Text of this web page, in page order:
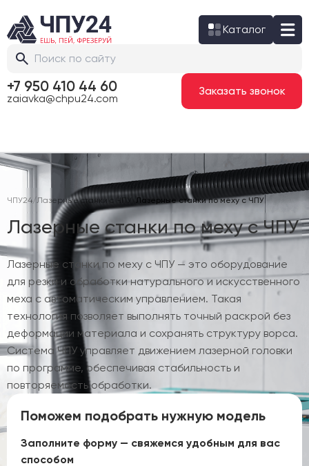
Каталог
+7 950 410 44 60
zaiavka@chpu24.com
Заказать звонок
ЧПУ24/Лазерные станки с ЧПУ Лазерные станки по меху с ЧПУ
Лазерные станки по меху с ЧПУ
Лазерные станки по меху с ЧПУ — это оборудование
для резки и обработки натурального и искусственного
меха с автоматическим управлением. Такая
технология позволяет выполнять точный раскрой без
деформации материала и сохранять структуру ворса.
Система ЧПУ управляет движением лазерной головки
по программе, обеспечивая стабильность и
повторяемость обработки.
Поможем подобрать нужную модель
Заполните форму — свяжемся удобным для вас
способом